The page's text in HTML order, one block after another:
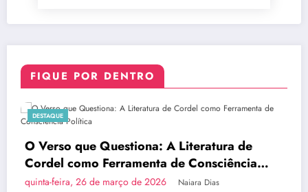
FIQUE POR DENTRO
A Literatura de
de Consciência
2026 Naiara Dias
Brasília Inova com
do País em Ônibus
quinta-feira, 26 de março